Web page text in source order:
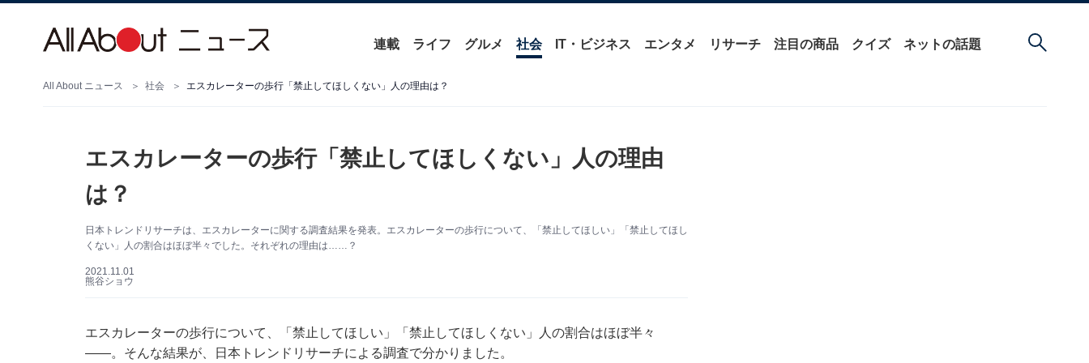
連載 ライフ グルメ 社会 IT・ビジネス エンタメ リサーチ 注目の商品 クイズ ネットの話題
All About ニュース 社会 エスカレーターの歩行「禁止してほしくない」人の理由は？
エスカレーターの歩行「禁止してほしくない」人の理由
は？
日本トレンドリサーチは、エスカレーターに関する調査結果を発表。エスカレーターの歩行について、「禁止してほしい」「禁止してほし
くない」人の割合はほぼ半々でした。それぞれの理由は……？
2021.11.01
熊谷ショウ
エスカレーターの歩行について、「禁止してほしい」「禁止してほしくない」人の割合はほぼ半々
――。そんな結果が、日本トレンドリサーチによる調査で分かりました。